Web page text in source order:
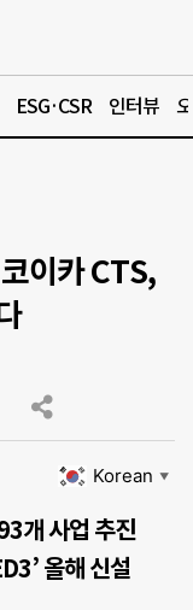
ESG·CSR 인터뷰
이카 CTS,
Korean ▼
개 사업 추진
올해 신설